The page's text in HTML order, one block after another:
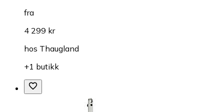
fra
4 299 kr
hos Thaugland
+1 butikk